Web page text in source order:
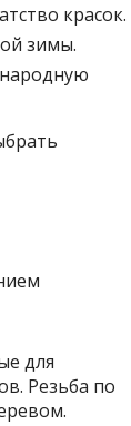
красок.
зимы.
для
Резьба по